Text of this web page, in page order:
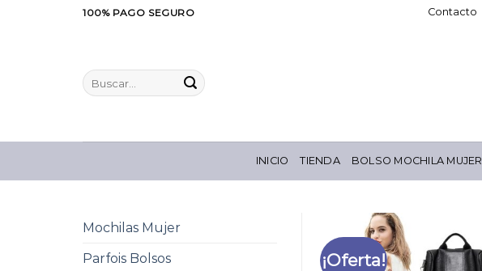
100% PAGO SEGURO Contacto
Buscar
por:
INICIO TIENDA BOLSO MOCHILA MUJER
Mochilas Mujer
Parfois Bolsos
¡Oferta!